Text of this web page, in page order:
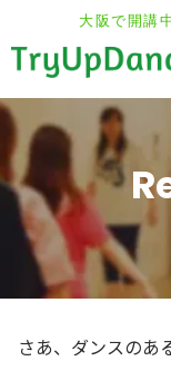
大阪で開講
さあ、ダンスのあ